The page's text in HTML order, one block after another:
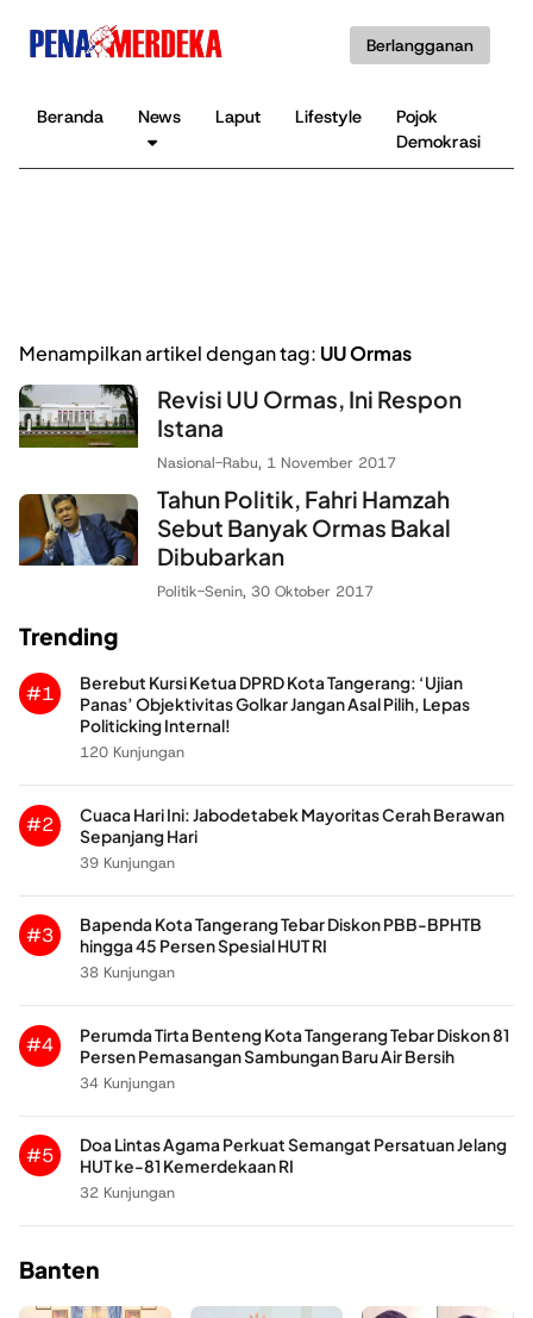
Berlangganan
Beranda News Laput Lifestyle
Pojok
Demokrasi
Menampilkan artikel dengan tag: UU Ormas
Revisi UU Ormas, Ini Respon
Istana
Nasional-Rabu, 1 November 2017
Tahun Politik, Fahri Hamzah
Sebut Banyak Ormas Bakal
Dibubarkan
Politik-Senin, 30 Oktober 2017
Trending
#1
Berebut Kursi Ketua DPRD Kota Tangerang: ‘Ujian
Panas’ Objektivitas Golkar Jangan Asal Pilih, Lepas
Politicking Internal!
120 Kunjungan
#2
Cuaca Hari Ini: Jabodetabek Mayoritas Cerah Berawan
Sepanjang Hari
39 Kunjungan
#3
Bapenda Kota Tangerang Tebar Diskon PBB-BPHTB
hingga 45 Persen Spesial HUT RI
38 Kunjungan
#4
Perumda Tirta Benteng Kota Tangerang Tebar Diskon 81
Persen Pemasangan Sambungan Baru Air Bersih
34 Kunjungan
#5
Doa Lintas Agama Perkuat Semangat Persatuan Jelang
HUT ke-81 Kemerdekaan RI
32 Kunjungan
Banten